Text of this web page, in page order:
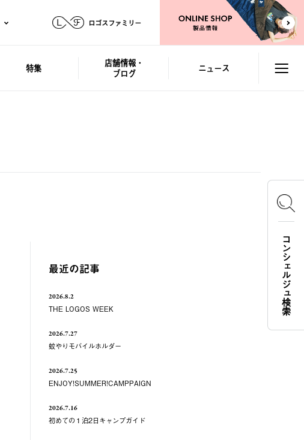
ロゴスファミリー
特集
店舗情報・
ブログ
ニュース
最近の記事
2026.8.2
THE LOGOS WEEK
2026.7.27
蚊やりモバイルホルダー
2026.7.25
ENJOY!SUMMER!CAMPPAIGN
2026.7.16
初めての１泊2日キャンプガイド
コンシェルジュ検索